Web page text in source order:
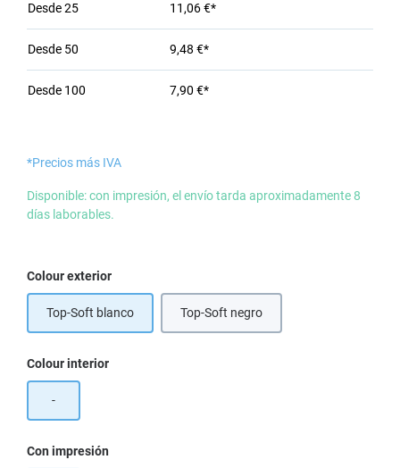
Desde25 11,06 €*
Desde 50 9,48 €*
Desde 100 7,90 €*
*Precios más IVA
Disponible: con impresión, el envío tarda aproximadamente 8
días laborables.
Seleccione
Colour exterior
Top-Soft blanco Top-Soft negro
Seleccione
Colour interior
-
Seleccione
Con impresión